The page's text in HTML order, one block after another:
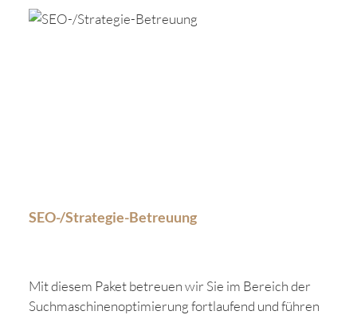
SEO-/Strategie-Betreuung
Mit diesem Paket betreuen wir Sie im Bereich der
Suchmaschinenoptimierung fortlaufend und führen